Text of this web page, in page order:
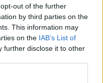
out of the further
by third parties on the
This information may
on the IAB’s List of
further disclose it to other